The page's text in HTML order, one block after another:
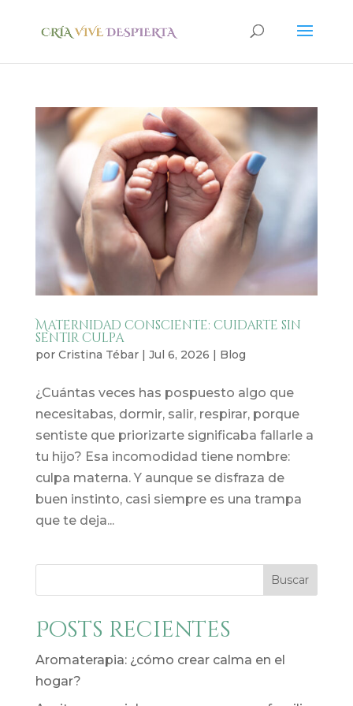
Maternidad consciente: cuidarte sin
sentir culpa
por Cristina Tébar| Jul 6, 2026 | Blog
¿Cuántas veces has pospuesto algo que
necesitabas, dormir, salir, respirar, porque
sentiste que priorizarte significaba fallarle a
tu hijo? Esa incomodidad tiene nombre:
culpa materna. Y aunque se disfraza de
buen instinto, casi siempre es una trampa
que te deja...
Buscar
Posts recientes
Aromaterapia: ¿cómo crear calma en el
hogar?